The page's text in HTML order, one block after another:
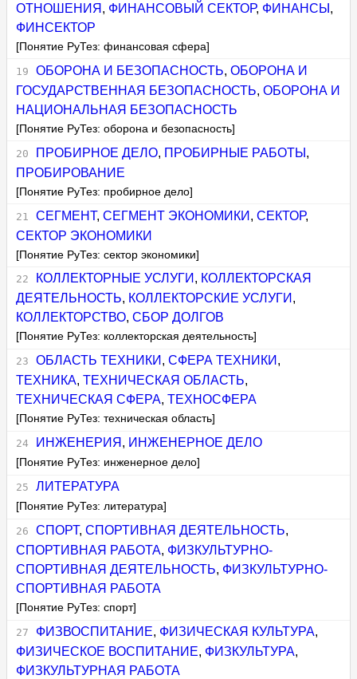
ОТНОШЕНИЯ , ФИНАНСОВЫЙ СЕКТОР, ФИНАНСЫ ,
ФИНСЕКТОР
[Понятие РуТез: финансовая сфера]
ОБОРОНА И БЕЗОПАСНОСТЬ, ОБОРОНА И
ГОСУДАРСТВЕННАЯ БЕЗОПАСНОСТЬ,ОБОРОНА И
НАЦИОНАЛЬНАЯ БЕЗОПАСНОСТЬ
[Понятие РуТез: оборона и безопасность]
ПРОБИРНОЕ ДЕЛО, ПРОБИРНЫЕ РАБОТЫ ,
ПРОБИРОВАНИЕ
[Понятие РуТез: пробирное дело]
СЕГМЕНТ, СЕГМЕНТ ЭКОНОМИКИ , СЕКТОР,
СЕКТОР ЭКОНОМИКИ
[Понятие РуТез: сектор экономики]
КОЛЛЕКТОРНЫЕ УСЛУГИ , КОЛЛЕКТОРСКАЯ
ДЕЯТЕЛЬНОСТЬ, КОЛЛЕКТОРСКИЕ УСЛУГИ ,
КОЛЛЕКТОРСТВО,СБОР ДОЛГОВ
[Понятие РуТез: коллекторская деятельность]
ОБЛАСТЬ ТЕХНИКИ , СФЕРА ТЕХНИКИ ,
ТЕХНИКА,ТЕХНИЧЕСКАЯ ОБЛАСТЬ,
ТЕХНИЧЕСКАЯ СФЕРА,ТЕХНОСФЕРА
[Понятие РуТез: техническая область]
ИНЖЕНЕРИЯ , ИНЖЕНЕРНОЕ ДЕЛО
[Понятие РуТез: инженерное дело]
ЛИТЕРАТУРА
[Понятие РуТез: литература]
СПОРТ, СПОРТИВНАЯ ДЕЯТЕЛЬНОСТЬ,
СПОРТИВНАЯ РАБОТА, ФИЗКУЛЬТУРНО-
СПОРТИВНАЯ ДЕЯТЕЛЬНОСТЬ, ФИЗКУЛЬТУРНО-
СПОРТИВНАЯ РАБОТА
[Понятие РуТез: спорт]
ФИЗВОСПИТАНИЕ, ФИЗИЧЕСКАЯ КУЛЬТУРА,
ФИЗИЧЕСКОЕ ВОСПИТАНИЕ, ФИЗКУЛЬТУРА,
ФИЗКУЛЬТУРНАЯ РАБОТА